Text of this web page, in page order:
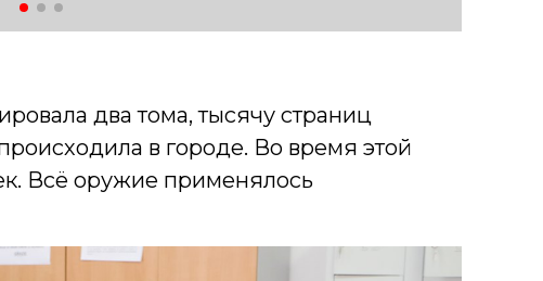
два тома, тысячу страниц
в городе. Во время этой
Всё оружие применялось